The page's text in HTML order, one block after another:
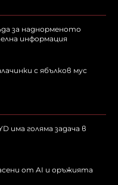
за наднорменото
информация
с ябълков мус
има голяма задача в
от AI и оръжията